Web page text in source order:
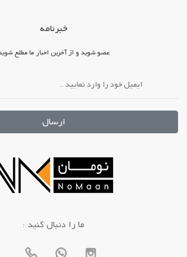
خبرنامه
عضو شوید و از آخرین اخبار ما مطلع
ارسال
: ما را دنبال کنید